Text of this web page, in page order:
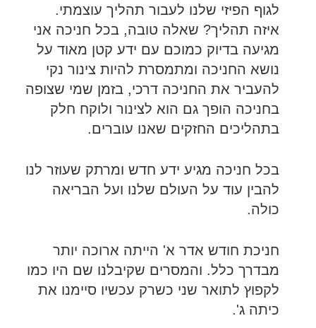
לגוף הפיזי שלנו לעבור תהליך עוצמתי.
איזה תהליך? שאלה טובה, בכל חניכה אני
מגיעה בדיוק כמוכם עם ידע קטן מאוד על
נושא החניכה ומתמסרת להיות צינור נקי
להעביר את החניכה דרכי, בזמן שמי שצופה
בחניכה הופך גם הוא לצינור ולוקח חלק
בתהליכים החזקים שאנו עוברים.
בכל חניכה מגיע ידע חדש ומרתק שעוזר לנו
להבין עוד על העולם שלנו ועל הבריאה
כולה.
חניכת חודש אדר א' הייתה ארוכה יותר
מבדרך כלל. והמסרים שקיבלנו שם היו כמו
לקפוץ לתואר שני כשרק עכשיו סיימנו את
כיתה ג'.